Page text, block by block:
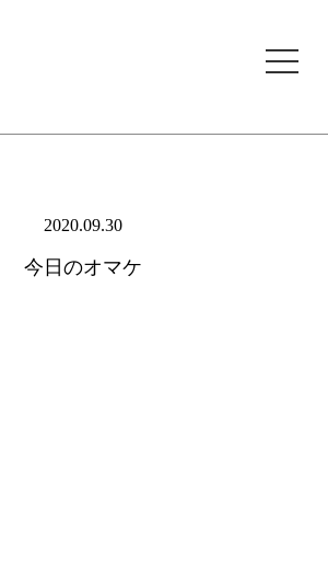
kaddish development store
2020.09.30
今日のオマケ